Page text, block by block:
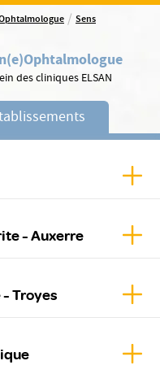
/ Sens
Ophtalmologue
des cliniques ELSAN
- Auxerre
Troyes